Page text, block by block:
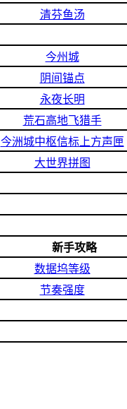
清芬鱼汤
今州城
阴间锚点
永夜长明
荒石高地飞猎手
今洲城中枢信标上方声匣
大世界拼图
新手攻略
数据坞等级
节奏强度